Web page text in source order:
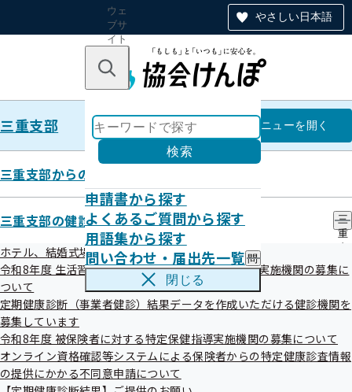
やさしい日本語
ウェ
ブサ
イト
のナ
ン
キーワードで探す
検索
申請書から探す
よくあるご質問から探す
用語集から探す
問い合わせ・届出先一覧 問
い
わ
届
出
閉じる
三重支部 三重支部
メニューを開く
三重支部からのお知らせ
三重支部の健診・保健指導のご案内
三
重
の
診
健
指
ホテル、結婚式場等での集団健診（女性限定）
令和8年度 生活習慣病予防健診及び人間ドック健診実施機関の募集に
ついて
定期健康診断（事業者健診）結果データを作成いただける健診機関を
募集しています
令和8年度 被保険者に対する特定保健指導実施機関の募集について
オンライン資格確認等システムによる保険者からの特定健康診査情報
の提供にかかる不同意申請について
令和08年01月
お知らせ
令和08年01月29日